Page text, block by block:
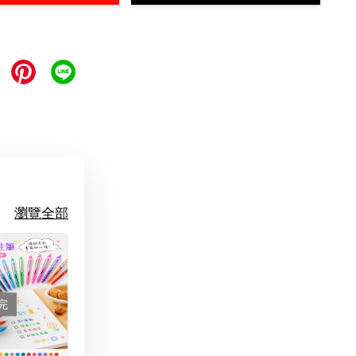
瀏覽全部